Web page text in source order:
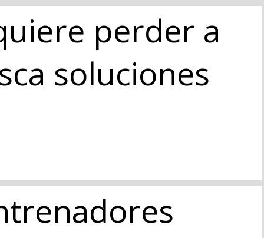
perder a
soluciones